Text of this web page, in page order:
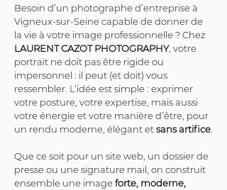
Besoin d’un photographe d’entreprise à
Vigneux-sur-Seine capable de donner de
la vie à votre image professionnelle ? Chez
LAURENT CAZOT PHOTOGRAPHY, votre
portrait ne doit pas être rigide ou
impersonnel : il peut (et doit) vous
ressembler. L’idée est simple : exprimer
votre posture, votre expertise, mais aussi
votre énergie et votre manière d’être, pour
un rendu moderne, élégant et sans artifice
Que ce soit pour un site web, un dossier de
presse ou une signature mail, on construit
ensemble une image forte, moderne,